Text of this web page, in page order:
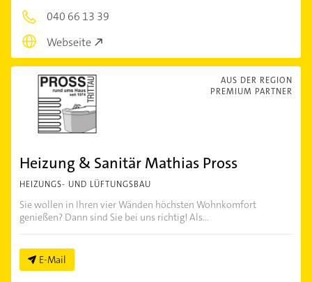
040 66 13 39
Webseite
AUS DER REGION
PREMIUM PARTNER
Heizung & Sanitär Mathias Pross
HEIZUNGS- UND LÜFTUNGSBAU
Sie wollen in Ihren vier Wänden höchsten Wohnkomfort
genießen? Dann sind Sie bei uns richtig! Als...
E-Mail